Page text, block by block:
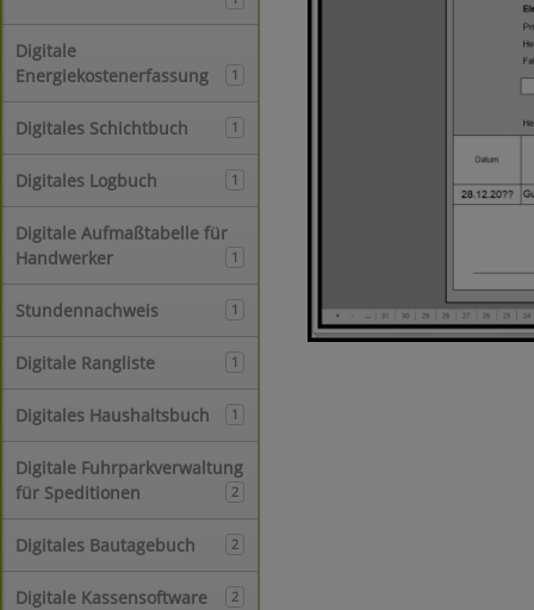
Digitale
Energiekostenerfassung
1
Digitales Schichtbuch 1
Digitales Logbuch 1
Digitale Aufmaßtabelle für
Handwerker
1
Stundennachweis 1
Digitale Rangliste 1
Digitales Haushaltsbuch 1
Digitale Fuhrparkverwaltung
für Speditionen
2
Digitales Bautagebuch 2
Digitale Kassensoftware 2